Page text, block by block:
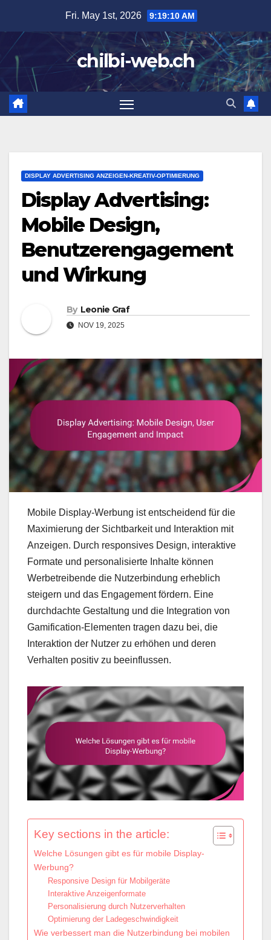
content
Fri. May 1st, 2026 9:19:11 AM
chilbi-web.ch
DISPLAY ADVERTISING ANZEIGEN-KREATIV-OPTIMIERUNG
Display Advertising:
Mobile Design,
Benutzerengagement
und Wirkung
By Leonie Graf
NOV 19, 2025
Mobile Display-Werbung ist entscheidend für die
Maximierung der Sichtbarkeit und Interaktion mit
Anzeigen. Durch responsives Design, interaktive
Formate und personalisierte Inhalte können
Werbetreibende die Nutzerbindung erheblich
steigern und das Engagement fördern. Eine
durchdachte Gestaltung und die Integration von
Gamification-Elementen tragen dazu bei, die
Interaktion der Nutzer zu erhöhen und deren
Verhalten positiv zu beeinflussen.
Key sections in the article:
Welche Lösungen gibt es für mobile Display-
Werbung?
Responsive Design für Mobilgeräte
Interaktive Anzeigenformate
Personalisierung durch Nutzerverhalten
Optimierung der Ladegeschwindigkeit
Wie verbessert man die Nutzerbindung bei mobilen